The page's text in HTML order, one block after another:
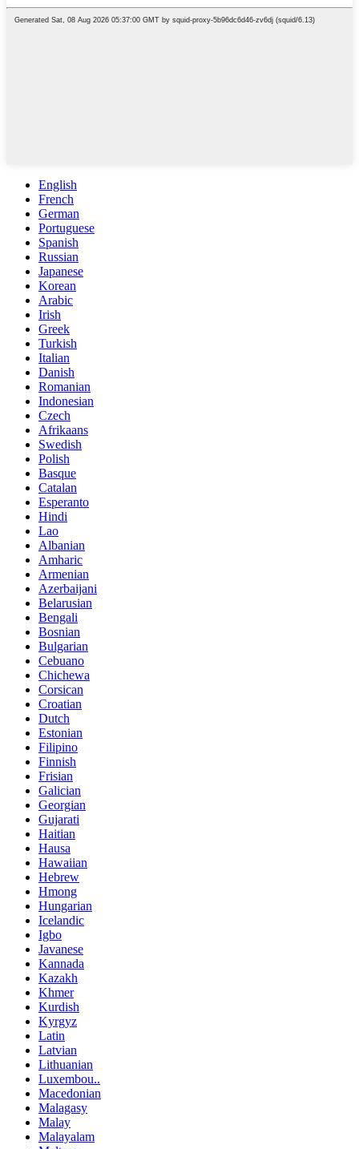
English
French
German
Portuguese
Spanish
Russian
Japanese
Korean
Arabic
Irish
Greek
Turkish
Italian
Danish
Romanian
Indonesian
Czech
Afrikaans
Swedish
Polish
Basque
Catalan
Esperanto
Hindi
Lao
Albanian
Amharic
Armenian
Azerbaijani
Belarusian
Bengali
Bosnian
Bulgarian
Cebuano
Chichewa
Corsican
Croatian
Dutch
Estonian
Filipino
Finnish
Frisian
Galician
Georgian
Gujarati
Haitian
Hausa
Hawaiian
Hebrew
Hmong
Hungarian
Icelandic
Igbo
Javanese
Kannada
Kazakh
Khmer
Kurdish
Kyrgyz
Latin
Latvian
Lithuanian
Luxembou..
Macedonian
Malagasy
Malay
Malayalam